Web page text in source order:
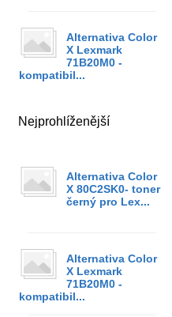
Alternativa Color
X Lexmark
71B20M0 -
kompatibil...
Nejprohlíženější
Alternativa Color
X 80C2SK0- toner
černý pro Lex...
Alternativa Color
X Lexmark
71B20M0 -
kompatibil...